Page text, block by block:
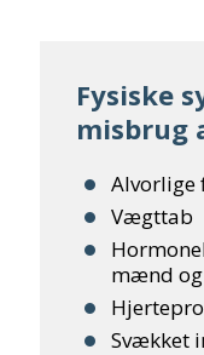
Fysiske
misbrug
Alvorlige
Vægttab
mænd
Svækket